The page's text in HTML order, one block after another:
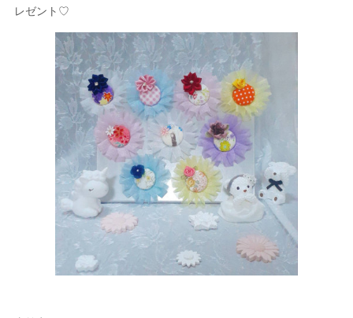
レゼント♡